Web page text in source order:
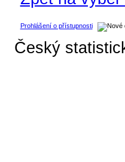
Prohlášení o přístupnosti
Český